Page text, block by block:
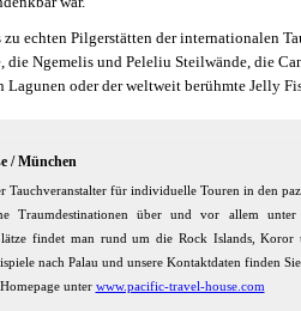
zu echten Pilgerstätten der internationalen
die Ngemelis und Peleliu Steilwände, die
Lagunen oder der weltweit berühmte Jelly
/ München
Tauchveranstalter für individuelle Touren in den
Traumdestinationen über und vor allem unter
findet man rund um die Rock Islands, Koror
nach Palau und unsere Kontaktdaten finden
unter www.pacific-travel-house.com